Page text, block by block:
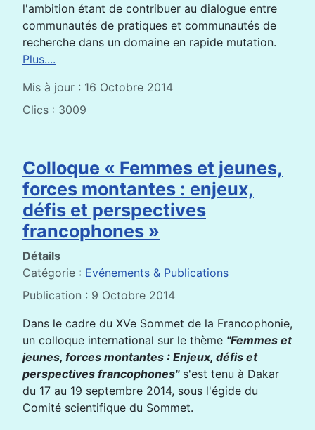
l'ambition étant de contribuer au dialogue entre
communautés de pratiques et communautés de
recherche dans un domaine en rapide mutation.
Plus....
Mis à jour : 16 Octobre 2014
Clics : 3009
Colloque « Femmes et jeunes,
forces montantes : enjeux,
défis et perspectives
francophones »
Détails
Catégorie : Evénements & Publications
Publication : 9 Octobre 2014
Dans le cadre du XVe Sommet de la Francophonie,
un colloque international sur le thème ''Femmes et
jeunes, forces montantes : Enjeux, défis et
perspectives francophones'' s'est tenu à Dakar
du 17 au 19 septembre 2014, sous l'égide du
Comité scientifique du Sommet.